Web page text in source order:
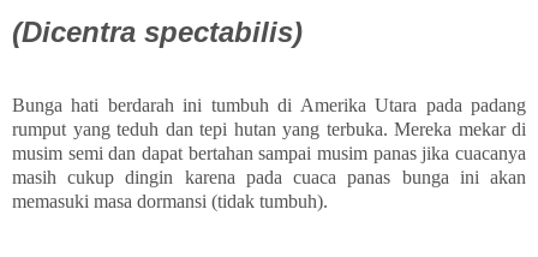
(Dicentra spectabilis)
Bunga hati berdarah ini tumbuh di Amerika Utara pada padang
rumput yang teduh dan tepi hutan yang terbuka. Mereka mekar di
musim semi dan dapat bertahan sampai musim panas jika cuacanya
masih cukup dingin karena pada cuaca panas bunga ini akan
memasuki masa dormansi (tidak tumbuh).